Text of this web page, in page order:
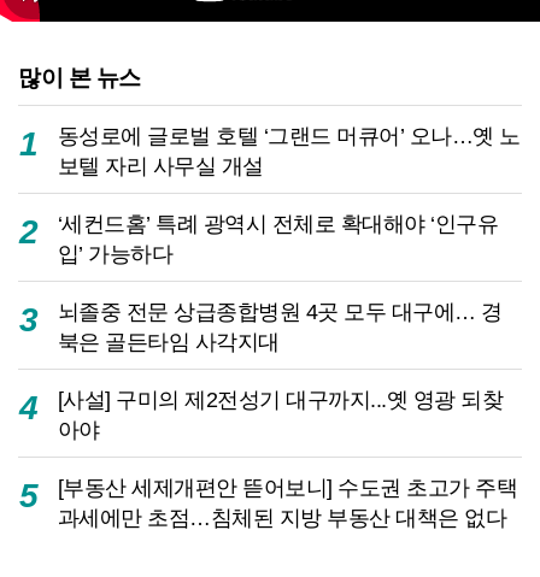
많이 본 뉴스
1
동성로에 글로벌 호텔 ‘그랜드 머큐어’ 오나…옛 노
보텔 자리 사무실 개설
2
‘세컨드홈’ 특례 광역시 전체로 확대해야 ‘인구유
입’ 가능하다
3
뇌졸중 전문 상급종합병원 4곳 모두 대구에… 경
북은 골든타임 사각지대
4
[사설] 구미의 제2전성기 대구까지...옛 영광 되찾
아야
5
[부동산 세제개편안 뜯어보니] 수도권 초고가 주택
과세에만 초점…침체된 지방 부동산 대책은 없다